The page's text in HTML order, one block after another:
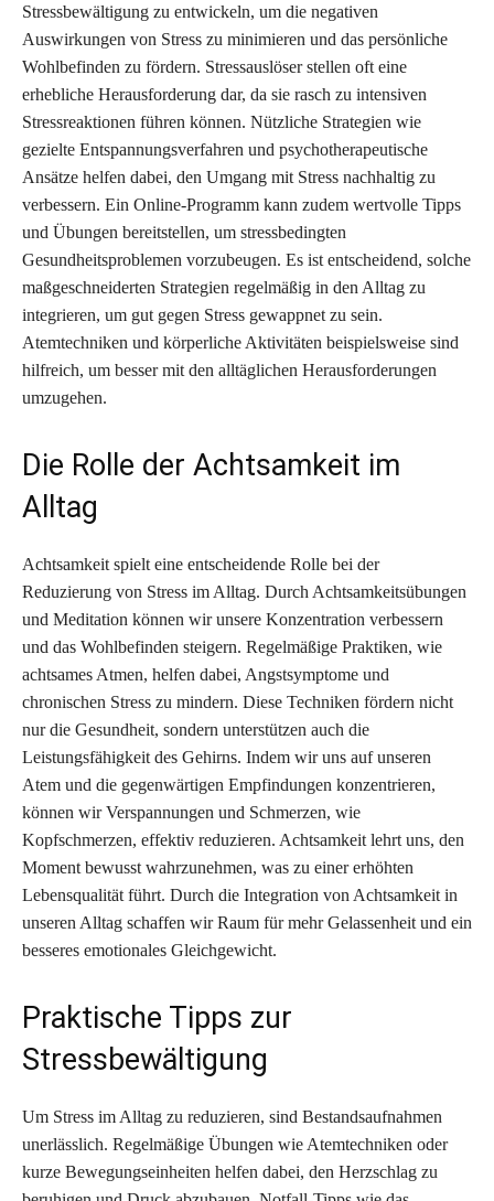
Stressbewältigung zu entwickeln, um die negativen
Auswirkungen von Stress zu minimieren und das persönliche
Wohlbefinden zu fördern. Stressauslöser stellen oft eine
erhebliche Herausforderung dar, da sie rasch zu intensiven
Stressreaktionen führen können. Nützliche Strategien wie
gezielte Entspannungsverfahren und psychotherapeutische
Ansätze helfen dabei, den Umgang mit Stress nachhaltig zu
verbessern. Ein Online-Programm kann zudem wertvolle Tipps
und Übungen bereitstellen, um stressbedingten
Gesundheitsproblemen vorzubeugen. Es ist entscheidend, solche
maßgeschneiderten Strategien regelmäßig in den Alltag zu
integrieren, um gut gegen Stress gewappnet zu sein.
Atemtechniken und körperliche Aktivitäten beispielsweise sind
hilfreich, um besser mit den alltäglichen Herausforderungen
umzugehen.
Die Rolle der Achtsamkeit im
Alltag
Achtsamkeit spielt eine entscheidende Rolle bei der
Reduzierung von Stress im Alltag. Durch Achtsamkeitsübungen
und Meditation können wir unsere Konzentration verbessern
und das Wohlbefinden steigern. Regelmäßige Praktiken, wie
achtsames Atmen, helfen dabei, Angstsymptome und
chronischen Stress zu mindern. Diese Techniken fördern nicht
nur die Gesundheit, sondern unterstützen auch die
Leistungsfähigkeit des Gehirns. Indem wir uns auf unseren
Atem und die gegenwärtigen Empfindungen konzentrieren,
können wir Verspannungen und Schmerzen, wie
Kopfschmerzen, effektiv reduzieren. Achtsamkeit lehrt uns, den
Moment bewusst wahrzunehmen, was zu einer erhöhten
Lebensqualität führt. Durch die Integration von Achtsamkeit in
unseren Alltag schaffen wir Raum für mehr Gelassenheit und ein
besseres emotionales Gleichgewicht.
Praktische Tipps zur
Stressbewältigung
Um Stress im Alltag zu reduzieren, sind Bestandsaufnahmen
unerlässlich. Regelmäßige Übungen wie Atemtechniken oder
kurze Bewegungseinheiten helfen dabei, den Herzschlag zu